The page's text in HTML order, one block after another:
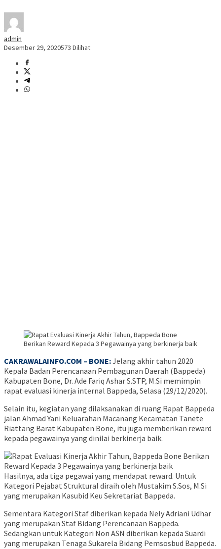
admin
Desember 29, 2020573 Dilihat
CAKRAWALAINFO.COM – BONE:Jelang akhir tahun 2020
Kepala Badan Perencanaan Pembagunan Daerah (Bappeda)
Kabupaten Bone, Dr. Ade Fariq Ashar S.STP, M.Si memimpin
rapat evaluasi kinerja internal Bappeda, Selasa (29/12/2020).
Selain itu, kegiatan yang dilaksanakan di ruang Rapat Bappeda
jalan Ahmad Yani Keluarahan Macanang Kecamatan Tanete
Riattang Barat Kabupaten Bone, itu juga memberikan reward
kepada pegawainya yang dinilai berkinerja baik.
Hasilnya, ada tiga pegawai yang mendapat reward. Untuk
Kategori Pejabat Struktural diraih oleh Mustakim S.Sos, M.Si
yang merupakan Kasubid Keu Sekretariat Bappeda.
Sementara Kategori Staf diberikan kepada Nely Adriani Udhar
yang merupakan Staf Bidang Perencanaan Bappeda.
Sedangkan untuk Kategori Non ASN diberikan kepada Suardi
yang merupakan Tenaga Sukarela Bidang Pemsosbud Bappeda.